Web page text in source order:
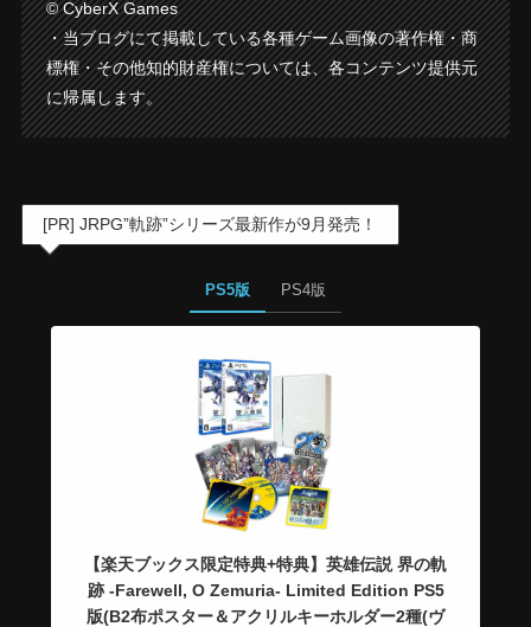
© CyberX Games
・当ブログにて掲載している各種ゲーム画像の著作権・商
標権・その他知的財産権については、各コンテンツ提供元
に帰属します。
[PR] JRPG”軌跡”シリーズ最新作が9月発売！
PS5版 PS4版
【楽天ブックス限定特典+特典】英雄伝説 界の軌
跡 -Farewell, O Zemuria- Limited Edition PS5
版(B2布ポスター＆アクリルキーホルダー2種(ヴ